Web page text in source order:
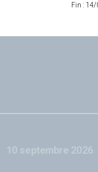
Fin :
10 septembre 2026